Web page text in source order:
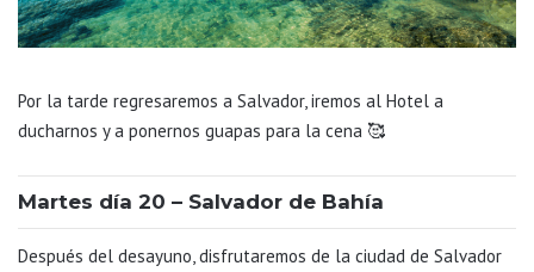
Por la tarde regresaremos a Salvador, iremos al Hotel a
ducharnos y a ponernos guapas para la cena 🥰
Martes día 20 – Salvador de Bahía
Después del desayuno, disfrutaremos de la ciudad de Salvador